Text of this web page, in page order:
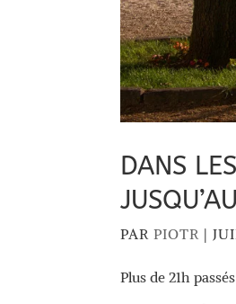
DANS
PARPIOTR |
Plus de 21h